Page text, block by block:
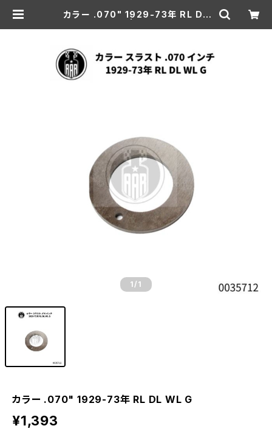
カラー .070" 1929-73年 RL DL
1 /1
カラー .070" 1929-73年 RL DL WL G
¥1,393